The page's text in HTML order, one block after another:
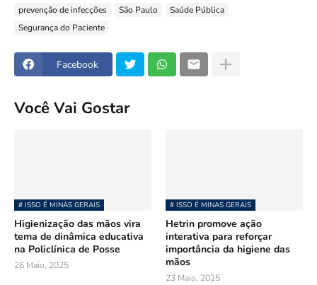
prevenção de infecções
São Paulo
Saúde Pública
Segurança do Paciente
Facebook
Você Vai Gostar
# ISSO É MINAS GERAIS
Higienização das mãos vira
tema de dinâmica educativa
na Policlínica de Posse
26 Maio, 2025
# ISSO É MINAS GERAIS
Hetrin promove ação
interativa para reforçar
importância da higiene das
mãos
23 Maio, 2025